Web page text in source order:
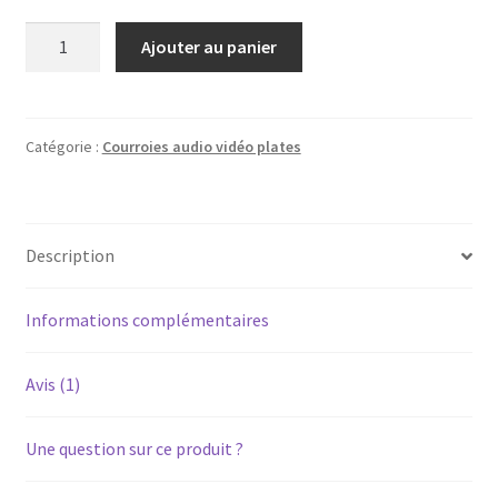
audio
5mm
0,6mm
Ajouter au panier
Catégorie : Courroies audio vidéo plates
Description
Informations complémentaires
Avis (1)
Une question sur ce produit ?